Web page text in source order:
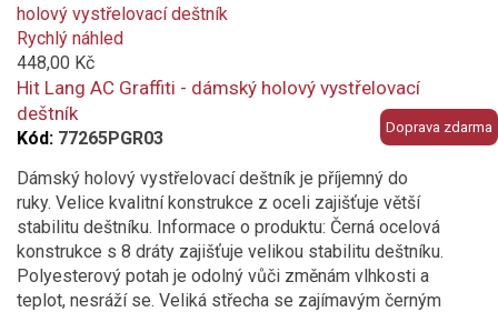
is
added
to
compare
Doprava zdarma
Rychlý náhled
448,00 Kč
Hit Lang AC Graffiti - dámský holový vystřelovací
deštník
Kód: 77265PGR03
Dámský holový vystřelovací deštník je příjemný do
ruky. Velice kvalitní konstrukce z oceli zajišťuje větší
stabilitu deštníku. Informace o produktu: Černá ocelová
konstrukce s 8 dráty zajišťuje velikou stabilitu deštníku.
Polyesterový potah je odolný vůči změnám vlhkosti a
teplot, nesráží se. Veliká střecha se zajímavým černým